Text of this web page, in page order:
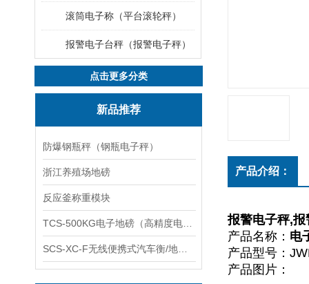
滚筒电子称（平台滚轮秤）
报警电子台秤（报警电子秤）
点击更多分类
新品推荐
防爆钢瓶秤（钢瓶电子秤）
浙江养殖场地磅
反应釜称重模块
产品介绍：
报警电子秤,报
产品名称： 电
产品型号：
产品图片：